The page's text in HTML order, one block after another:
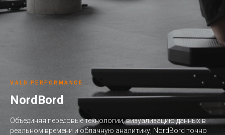
VALD PERFORMANCE
NordBord
Объединяя передовые технологии, визуализацию данных в
реальном времени и облачную аналитику, NordBord точно